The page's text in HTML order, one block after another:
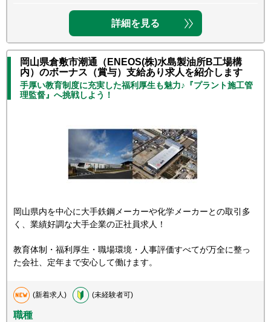
詳細を見る
岡山県倉敷市潮通（ENEOS(株)水島製油所B工場構
内）のボーナス（賞与）支給あり求人を紹介します
手厚い教育制度に充実した福利厚生も魅力♪『プラント施工管
理監督』へ挑戦しよう！
岡山県内を中心に大手鉄鋼メーカーや化学メーカーとの取引多
く、業績好調な大手企業の正社員求人！
教育体制・福利厚生・職場環境・人事評価すべてが万全に整っ
た会社、定年まで安心して働けます。
(新着求人) (未経験者可)
職種